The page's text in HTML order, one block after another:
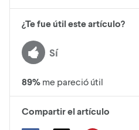
¿Te fue útil este artículo?
Sí
89% me pareció útil
Compartir el artículo